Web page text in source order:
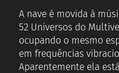
A nave é movida à
52 Universos do
ocupando o mesmo
em frequências
Aparentemente ela